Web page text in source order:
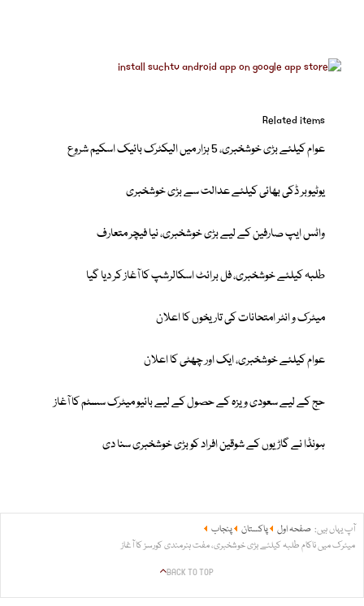
Related items
عوام کیلئے بڑی خوشخبری، 5 ہزار میں الیکٹرک بائیک اسکیم شروع
یوٹیوبر ڈکی بھائی کیلئے عدالت سے بڑی خوشخبری
واٹس ایپ صارفین کے لیے بڑی خوشخبری، نیا فیچر متعارف
طلبہ کیلئے خوشخبری، فل برائٹ اسکالرشپ کا آغاز کر دیا گیا
میٹرک و انٹر امتحانات کی تاریخوں کا اعلان
عوام کیلئے خوشخبری، ایک اور چھٹی کا اعلان
حج کے لیے سعودی ویزہ کے حصول کے لیے بائیو میٹرک سسٹم کا آغاز
ہونڈا نے گاڑیوں کے شوقین افراد کو بڑی خوشخبری سنا دی
آپ یہاں ہیں: صفحہ اول پاکستان
پنجاب
میٹرک میں ناکام طلبہ کیلئے بڑی خوشخبری، مفت ہنرمندی کورسز کا آغاز
BACK TO TOP